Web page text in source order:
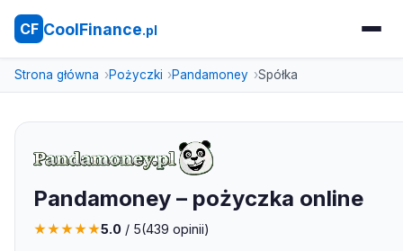
CF CoolFinance.pl
Strona główna Pożyczki Pandamoney Spółka
Pandamoney – pożyczka online
★★★★★5.0 / 5(439 opinii)